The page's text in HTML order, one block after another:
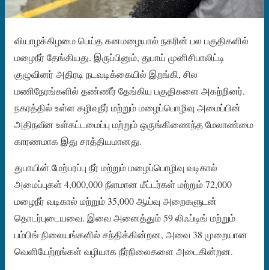
வியாழக்கிழமை பெய்த கனமழையால் நகரின் பல பகுதிகளில்
மழைநீர் தேங்கியது. இருப்பினும், துபாய் முனிசிபாலிட்டி
குழுவினர் அதிரடி நடவடிக்கையில் இறங்கி, சில
மணிநேரங்களில் தண்ணீர் தேங்கிய பகுதிகளை அகற்றினர்.
நகரத்தில் உள்ள கழிவுநீர் மற்றும் மழைப்பொழிவு அமைப்பின்
அதிநவீன உள்கட்டமைப்பு மற்றும் ஒருங்கிணைந்த மேலாண்மை
காரணமாக இது சாத்தியமானது.
துபாயின் மேற்பரப்பு நீர் மற்றும் மழைப்பொழிவு வடிகால்
அமைப்புகள் 4,000,000 நீளமான மீட்டர்கள் மற்றும் 72,000
மழைநீர் வடிகால் மற்றும் 35,000 ஆய்வு அறைகளுடன்
தொடர்புடையவை. இவை அனைத்தும் 59 லிஃப்டிங் மற்றும்
பம்பிங் நிலையங்களில் சந்திக்கின்றன, அவை 38 முறையான
வெளியேற்றங்கள் வழியாக நீர்நிலைகளை அடைகின்றன.